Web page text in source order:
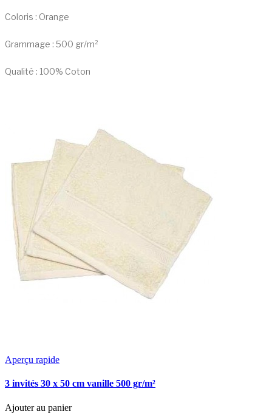
Coloris : Orange
Grammage : 500 gr/m²
Qualité : 100% Coton
Aperçu rapide
3 invités 30 x 50 cm vanille 500 gr/m²
Ajouter au panier